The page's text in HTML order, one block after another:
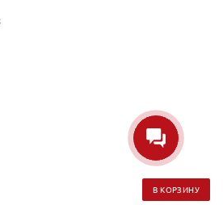
В КОРЗИНУ